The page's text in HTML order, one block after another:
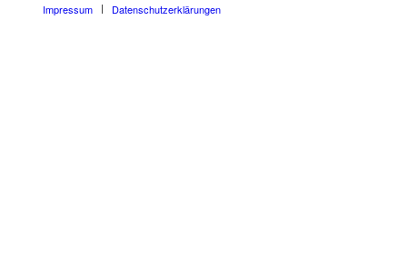
Impressum Datenschutzerklärungen